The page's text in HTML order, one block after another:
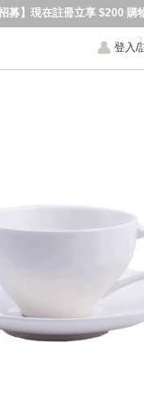
募】現在註冊立享 $200 購
登入/